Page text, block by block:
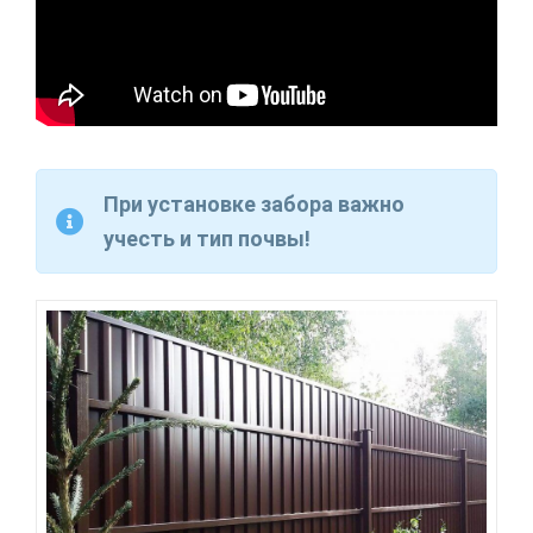
При установке забора важно
учесть и тип почвы!